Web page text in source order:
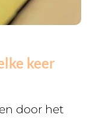
keer
door het